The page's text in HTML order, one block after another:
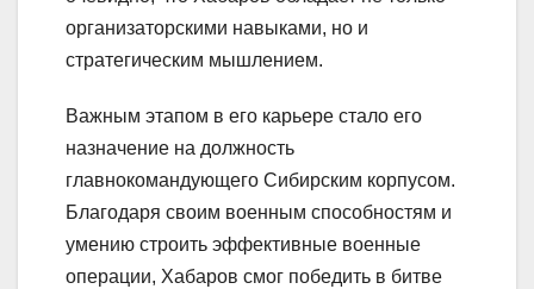
организаторскими навыками, но и
стратегическим мышлением.
Важным этапом в его карьере стало его
назначение на должность
главнокомандующего Сибирским корпусом.
Благодаря своим военным способностям и
умению строить эффективные военные
операции, Хабаров смог победить в битве